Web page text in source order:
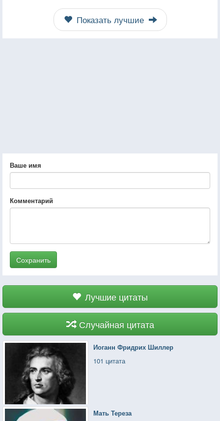
Показать лучшие
Ваше имя
Комментарий
Сохранить
Лучшие цитаты
Случайная цитата
Иоганн Фридрих Шиллер
101 цитата
Мать Тереза